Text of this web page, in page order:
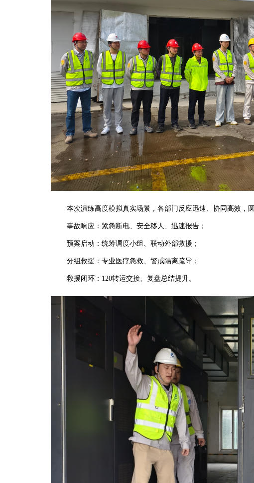
本次演练高度模拟真实场景，各部门反应迅速、协同高效，圆
事故响应：紧急断电、安全移人、迅速报告；
预案启动：统筹调度小组、联动外部救援；
分组救援：专业医疗急救、警戒隔离疏导；
救援闭环：120转运交接、复盘总结提升。